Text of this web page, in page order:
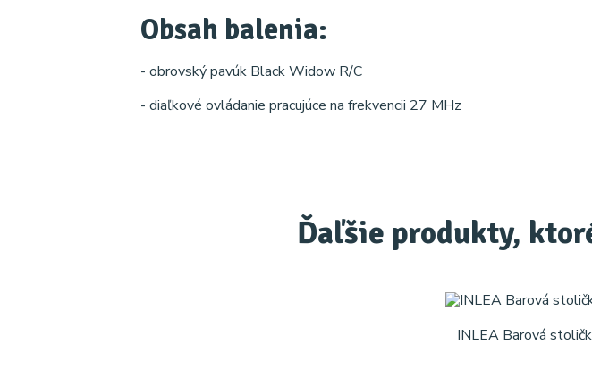
Obsah balenia:
- obrovský pavúk Black Widow R/C
- diaľkové ovládanie pracujúce na frekvencii 27 MHz
Ďaľšie produkty,
INLEA Barová